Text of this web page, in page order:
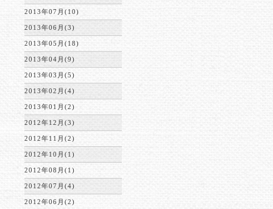
2013年07月(10)
2013年06月(3)
2013年05月(18)
2013年04月(9)
2013年03月(5)
2013年02月(4)
2013年01月(2)
2012年12月(3)
2012年11月(2)
2012年10月(1)
2012年08月(1)
2012年07月(4)
2012年06月(2)